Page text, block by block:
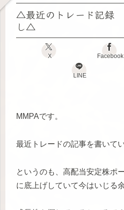
△最近のトレード記録
し△
X Facebook
LINE
MMPAです。
最近トレードの記事を書いて
というのも、高配当安定株ポ
に底上げしていて今はいじる